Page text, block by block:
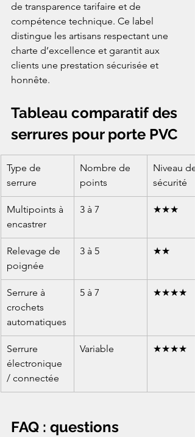
de transparence tarifaire et de
compétence technique. Ce label
distingue les artisans respectant une
charte d’excellence et garantit aux
clients une prestation sécurisée et
honnête.
Tableau comparatif des
serrures pour porte PVC
Type de
serrure
Nombre de
points
Niveau de
sécurité
Multipoints à
encastrer
3 à 7 ★★★
Relevage de
poignée
3 à 5 ★★
Serrure à
crochets
automatiques
5 à 7 ★★★★
Serrure
électronique
/ connectée
Variable ★★★★
FAQ : questions